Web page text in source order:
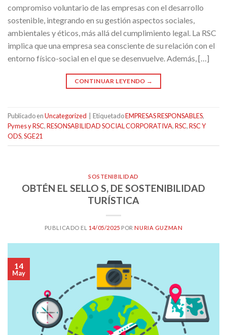
compromiso voluntario de las empresas con el desarrollo
sostenible, integrando en su gestión aspectos sociales,
ambientales y éticos, más allá del cumplimiento legal. La RSC
implica que una empresa sea consciente de su relación con el
entorno físico-social en el que se desenvuelve. Además, […]
CONTINUAR LEYENDO →
Publicado enUncategorized EtiquetadoEMPRESAS RESPONSABLES,
Pymes y RSC,RESONSABILIDAD SOCIAL CORPORATIVA,RSC,RSC Y
ODS,SGE21
SOSTENIBILIDAD
OBTÉN EL SELLO S, DE SOSTENIBILIDAD
TURÍSTICA
PUBLICADO EL 14/05/2025 PORNURIA GUZMAN
14
May